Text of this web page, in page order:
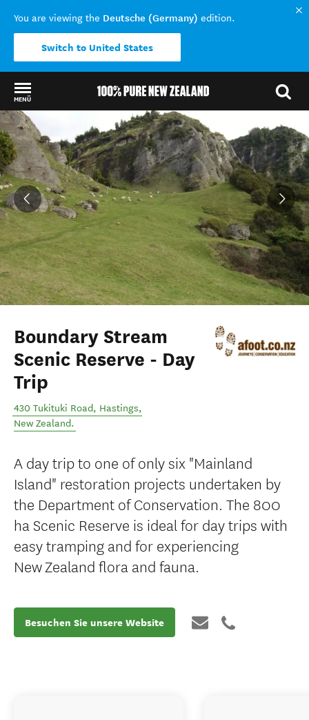
You are viewing the Deutsche (Germany) edition.
Switch to United States
MENÜ
Back to my results
Boundary Stream
Scenic Reserve - Day
Trip
430 Tukituki Road, Hastings,
New Zealand.
A day trip to one of only six "Mainland
Island" restoration projects undertaken by
the Department of Conservation. The 800
ha Scenic Reserve is ideal for day trips with
easy tramping and for experiencing
New Zealand flora and fauna.
Besuchen Sie unsere Website